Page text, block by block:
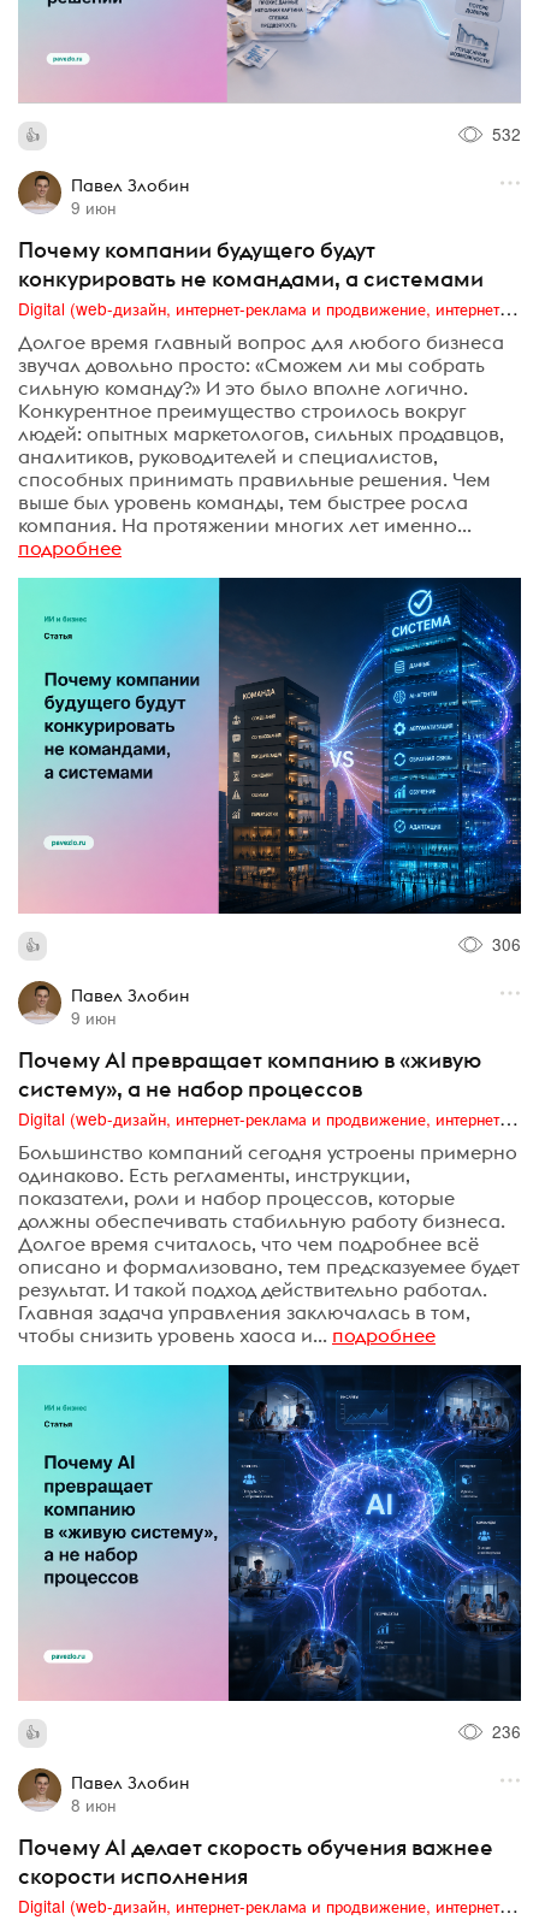
532
Павел Злобин
9 июн
Почему компании будущего будут
конкурировать не командами, а системами
Digital (web-дизайн, интернет-реклама и продвижение, интернет-сообщества и блоги, интернет-коммуникации, мобильный маркетинг, реклама на цифровых экранах)
Долгое время главный вопрос для любого бизнеса
звучал довольно просто: «Сможем ли мы собрать
сильную команду?» И это было вполне логично.
Конкурентное преимущество строилось вокруг
людей: опытных маркетологов, сильных продавцов,
аналитиков, руководителей и специалистов,
способных принимать правильные решения. Чем
выше был уровень команды, тем быстрее росла
компания. На протяжении многих лет именно...
подробнее
306
Павел Злобин
9 июн
Почему AI превращает компанию в «живую
систему», а не набор процессов
Digital (web-дизайн, интернет-реклама и продвижение, интернет-сообщества и блоги, интернет-коммуникации, мобильный маркетинг, реклама на цифровых экранах)
Большинство компаний сегодня устроены примерно
одинаково. Есть регламенты, инструкции,
показатели, роли и набор процессов, которые
должны обеспечивать стабильную работу бизнеса.
Долгое время считалось, что чем подробнее всё
описано и формализовано, тем предсказуемее будет
результат. И такой подход действительно работал.
Главная задача управления заключалась в том,
чтобы снизить уровень хаоса и... подробнее
236
Павел Злобин
8 июн
Почему AI делает скорость обучения важнее
скорости исполнения
Digital (web-дизайн, интернет-реклама и продвижение, интернет-сообщества и блоги, интернет-коммуникации, мобильный маркетинг, реклама на цифровых экранах)